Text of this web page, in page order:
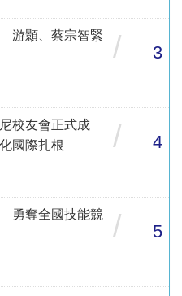
游顥、蔡宗智緊
/ 3
校友會正式成
國際扎根
/ 4
勇奪全國技能競
/ 5